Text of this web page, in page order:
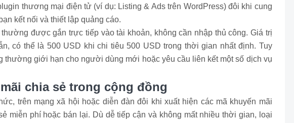
thương mại điện tử (ví dụ: Listing & Ads trên WordPress) đôi khi cung
kết nối và thiết lập quảng cáo.
được gắn trực tiếp vào tài khoản, không cần nhập thủ công. Giá trị
có thể là 500 USD khi chi tiêu 500 USD trong thời gian nhất định. Tuy
thường giới hạn cho người dùng mới hoặc yêu cầu liên kết một số dịch vụ
chia sẻ trong cộng đồng
trên mạng xã hội hoặc diễn đàn đôi khi xuất hiện các mã khuyến mãi
miễn phí hoặc bán lại. Dù dễ tiếp cận và không mất nhiều thời gian, loại